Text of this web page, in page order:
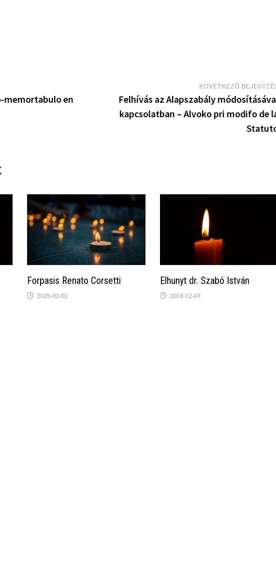
memortabulo en
KÖVETKEZŐ
Felhívás az Alapszabály
kapcsolatban – Alvoko pri modifo de
Forpasis Renato Corsetti
2025-02-02
Elhunyt dr. Szabó István
2018-12-07